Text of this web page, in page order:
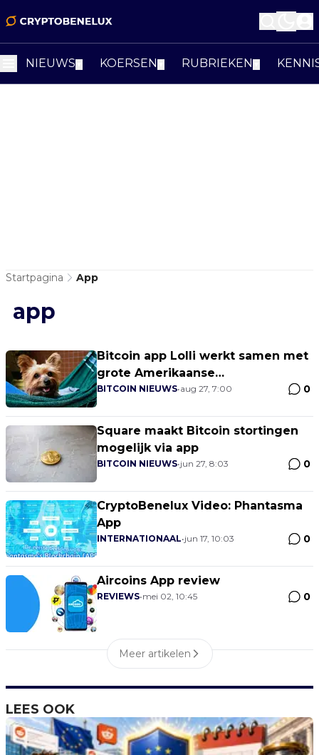
NIEUWS KOERSEN RUBRIEKEN
Startpagina App
app
Bitcoin app Lolli werkt samen met
grote Amerikaanse
dierenwinkelketen
BITCOIN NIEUWS•aug 27, 7:00 0
Square maakt Bitcoin stortingen
mogelijk via app
BITCOIN NIEUWS•jun 27, 8:03 0
CryptoBenelux Video: Phantasma
App
INTERNATIONAAL•jun 17, 10:03 0
Aircoins App review
REVIEWS•mei 02, 10:45 0
Meer artikelen
LEES OOK